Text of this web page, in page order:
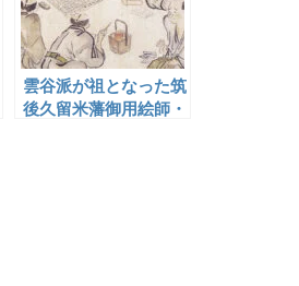
雲谷派が祖となった筑
後久留米藩御用絵師・